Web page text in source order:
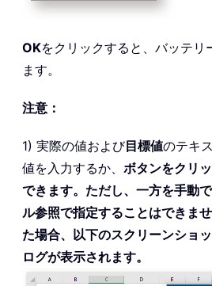
OKをクリックすると、バッテリ
ます。
注意：
1) 実際の値および目標値のテキ
値を入力するか、 ボタンをクリ
できます。ただし、一方を手動
ル参照で指定することはできま
た場合、以下のスクリーンショ
ログが表示されます。